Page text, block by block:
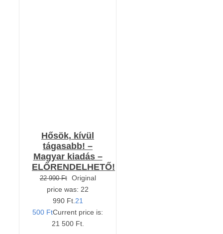
Hősök, kívül
tágasabb! –
Magyar kiadás –
ELŐRENDELHETŐ!
22 990Ft
Original
price was: 22
990 Ft. 21
500 FtCurrent price is:
21 500 Ft.